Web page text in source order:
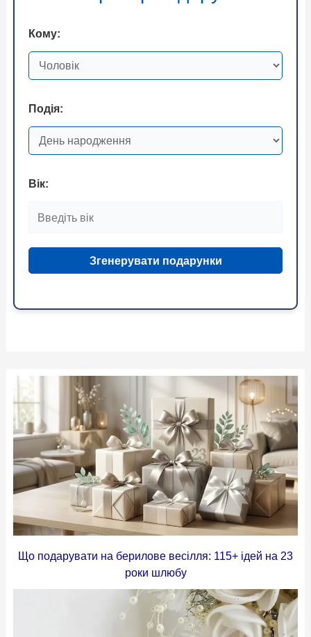
Кому:
Подія:
Вік:
Згенерувати подарунки
Що подарувати на берилове весілля: 115+ ідей на 23
роки шлюбу